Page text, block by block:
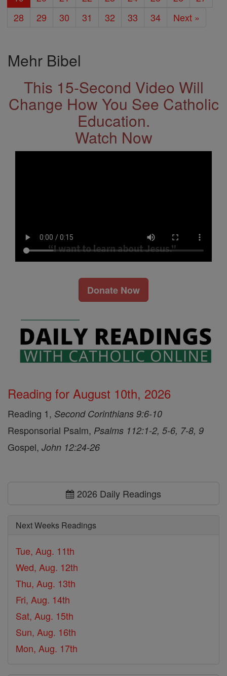
28
29 30 31 32 33 34 Next »
Mehr Bibel
This 15-Second Video Will
Change How You See Catholic
Education.
Watch Now
Donate Now
Reading for August 10th, 2026
Reading 1, Second Corinthians 9:6-10
Responsorial Psalm, Psalms 112:1-2, 5-6, 7-8, 9
Gospel, John 12:24-26
2026 Daily Readings
Next Weeks Readings
Tue, Aug. 11th
Wed, Aug. 12th
Thu, Aug. 13th
Fri, Aug. 14th
Sat, Aug. 15th
Sun, Aug. 16th
Mon, Aug. 17th